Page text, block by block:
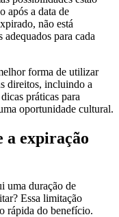
após a data de
não está
para cada
forma de utilizar
direitos, incluindo a
práticas para
oportunidade cultural.
a expiração
uma duração de
Essa limitação
rápida do benefício.